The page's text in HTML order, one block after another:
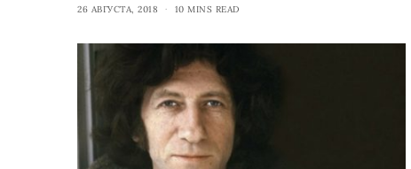
26 АВГУСТА, 2018
10 MINS READ